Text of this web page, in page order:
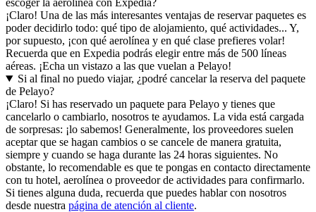
escoger la aerolínea con Expedia?
¡Claro! Una de las más interesantes ventajas de reservar paquetes es
poder decidirlo todo: qué tipo de alojamiento, qué actividades... Y,
por supuesto, ¡con qué aerolínea y en qué clase prefieres volar!
Recuerda que en Expedia podrás elegir entre más de 500 líneas
aéreas. ¡Echa un vistazo a las que vuelan a Pelayo!
Si al final no puedo viajar, ¿podré cancelar la reserva del paquete
de Pelayo?
¡Claro! Si has reservado un paquete para Pelayo y tienes que
cancelarlo o cambiarlo, nosotros te ayudamos. La vida está cargada
de sorpresas: ¡lo sabemos! Generalmente, los proveedores suelen
aceptar que se hagan cambios o se cancele de manera gratuita,
siempre y cuando se haga durante las 24 horas siguientes. No
obstante, lo recomendable es que te pongas en contacto directamente
con tu hotel, aerolínea o proveedor de actividades para confirmarlo.
Si tienes alguna duda, recuerda que puedes hablar con nosotros
desde nuestra página de atención al cliente.